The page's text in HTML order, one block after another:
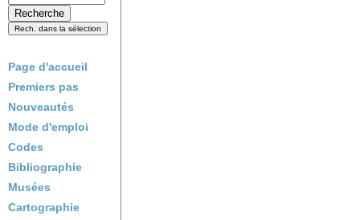
Page d'accueil
Premiers pas
Nouveautés
Mode d'emploi
Codes
Bibliographie
Musées
Cartographie